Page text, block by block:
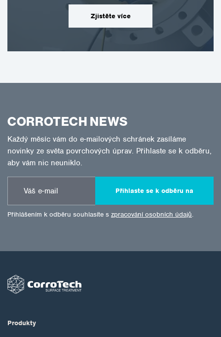
Zjistěte více
CORROTECH NEWS
Každý měsíc vám do e-mailových schránek zasíláme
novinky ze světa povrchových úprav. Přihlaste se k odběru,
aby vám nic neuniklo.
Přihlaste se k odběru na
Přihlášením k odběru souhlasíte s zpracování osobních údajů.
Produkty